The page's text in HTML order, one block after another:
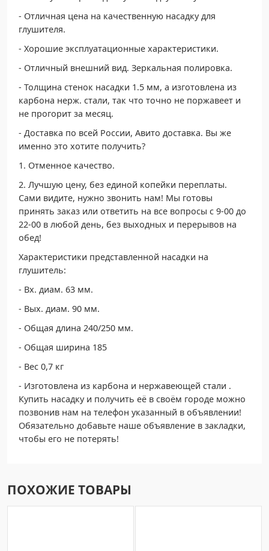
- Oтличнaя цена нa кaчecтвeнную нacaдку для
глушитeля.
- Хopошие эксплуатационные характеристики.
- Отличный внешний вид. Зеркальная полировка.
- Толщина стенок насадки 1.5 мм, а изготовлена из
карбона нерж. стали, так что точно не поржавеет и
не прогорит за месяц.
- Доставка по всей России, Авито доставка. Вы же
именно это хотите получить?
1. Отменное качество.
2. Лучшую цену, без единой копейки переплаты.
Сами видите, нужно звонить нам! Мы готовы
принять заказ или ответить на все вопросы с 9-00 до
22-00 в любой день, без выходных и перерывов на
обед!
Характеристики представленной насадки на
глушитель:
- Вх. диам. 63 мм.
- Вых. диам. 90 мм.
- Общая длина 240/250 мм.
- Общая ширина 185
- Вес 0,7 кг
- Изготовлена из карбона и нержавеющей стали .
Купить насадку и получить её в своём городе можно
позвонив нам на телефон указанный в объявлении!
Обязательно добавьте наше объявление в закладки,
чтобы его не потерять!
ПОХОЖИЕ ТОВАРЫ